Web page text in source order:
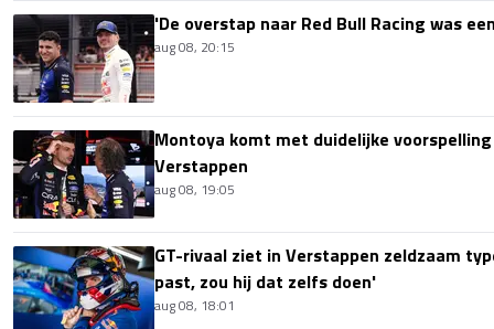
'De overstap naar Red Bull Racing was
aug 08, 20:15
Montoya komt met duidelijke
Verstappen
aug 08, 19:05
GT-rivaal ziet in Verstappen zeldzaam
past, zou hij dat zelfs doen'
aug 08, 18:01